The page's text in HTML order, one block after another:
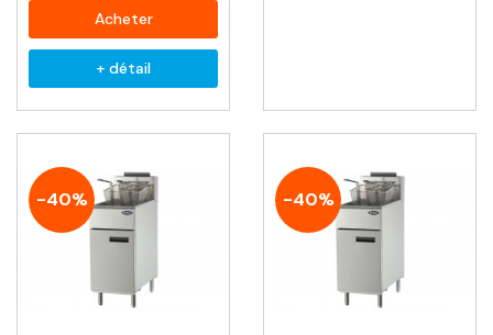
Acheter
+ détail
-40% -40%